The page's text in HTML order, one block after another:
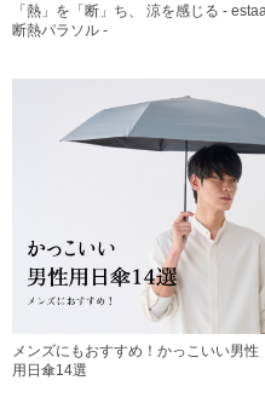
「熱」を「断」ち、 涼を感じる -
断熱パラソル -
メンズにもおすすめ！かっこいい男性
用日傘14選